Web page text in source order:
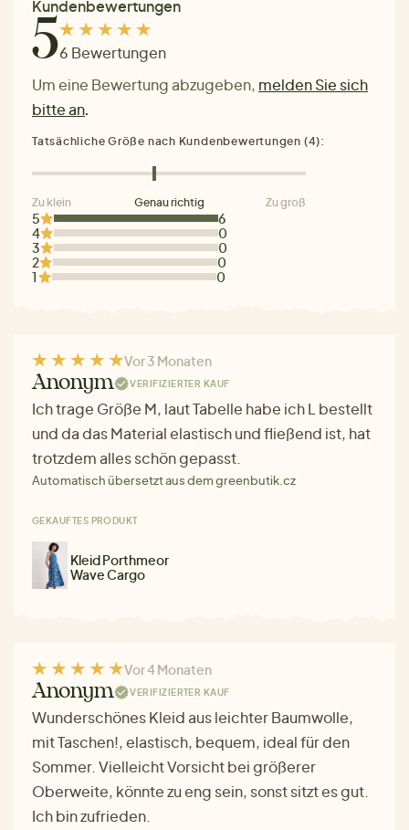
Kundenbewertungen
56 Bewertungen
Um eine Bewertung abzugeben, melden Sie sich
bitte an.
5
6
4
0
3
0
2
0
1
0
Tatsächliche Größe nach Kundenbewertungen (4):
Zu klein Genau richtig Zu groß
Vor 3 Monaten
Anonym VERIFIZIERTER KAUF
Ich trage Größe M, laut Tabelle habe ich L bestellt
und da das Material elastisch und fließend ist, hat
trotzdem alles schön gepasst.
Automatisch übersetzt aus dem greenbutik.cz
GEKAUFTES PRODUKT
Kleid Porthmeor
Wave Cargo
Vor 4 Monaten
Anonym VERIFIZIERTER KAUF
Wunderschönes Kleid aus leichter Baumwolle,
mit Taschen!, elastisch, bequem, ideal für den
Sommer. Vielleicht Vorsicht bei größerer
Oberweite, könnte zu eng sein, sonst sitzt es gut.
Ich bin zufrieden.